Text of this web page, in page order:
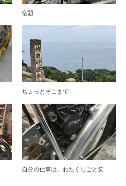
宿題
ちょっとそこまで
自分の仕事は、わたくしごと笑